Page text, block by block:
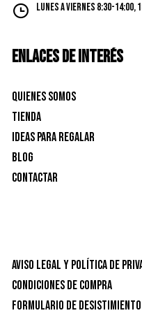
Lunes a Viernes 8:30-14:00,
ENLACES DE INTERÉS
Quienes Somos
Tienda
Ideas para Regalar
Blog
Contactar
Aviso Legal y Política de
Condiciones de Compra
Formulario de desistimiento